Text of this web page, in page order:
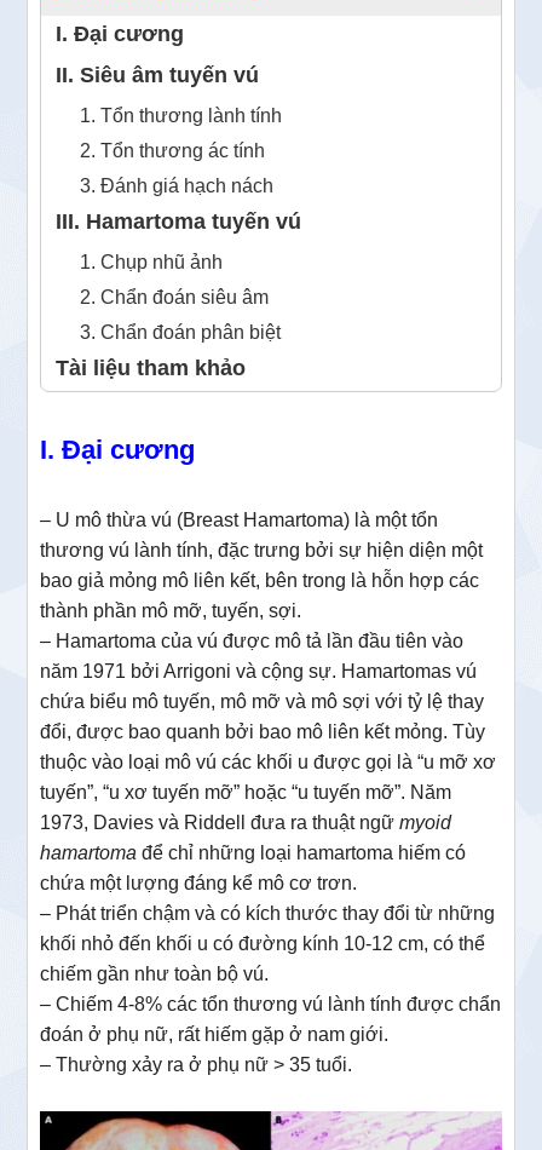
I. Đại cương
II. Siêu âm tuyến vú
1. Tổn thương lành tính
2. Tổn thương ác tính
3. Đánh giá hạch nách
III. Hamartoma tuyến vú
1. Chụp nhũ ảnh
2. Chẩn đoán siêu âm
3. Chẩn đoán phân biệt
Tài liệu tham khảo
I. Đại cương
– U mô thừa vú (Breast Hamartoma) là một tổn
thương vú lành tính, đặc trưng bởi sự hiện diện một
bao giả mỏng mô liên kết, bên trong là hỗn hợp các
thành phần mô mỡ, tuyến, sợi.
– Hamartoma của vú được mô tả lần đầu tiên vào
năm 1971 bởi Arrigoni và cộng sự. Hamartomas vú
chứa biểu mô tuyến, mô mỡ và mô sợi với tỷ lệ thay
đổi, được bao quanh bởi bao mô liên kết mỏng. Tùy
thuộc vào loại mô vú các khối u được gọi là “u mỡ xơ
tuyến”, “u xơ tuyến mỡ” hoặc “u tuyến mỡ”. Năm
1973, Davies và Riddell đưa ra thuật ngữmyoid
hamartomađể chỉ những loại hamartoma hiếm có
chứa một lượng đáng kể mô cơ trơn.
– Phát triển chậm và có kích thước thay đổi từ những
khối nhỏ đến khối u có đường kính 10-12 cm, có thể
chiếm gần như toàn bộ vú.
– Chiếm 4-8% các tổn thương vú lành tính được chẩn
đoán ở phụ nữ, rất hiếm gặp ở nam giới.
– Thường xảy ra ở phụ nữ > 35 tuổi.